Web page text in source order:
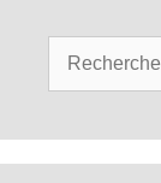
Rechercher :